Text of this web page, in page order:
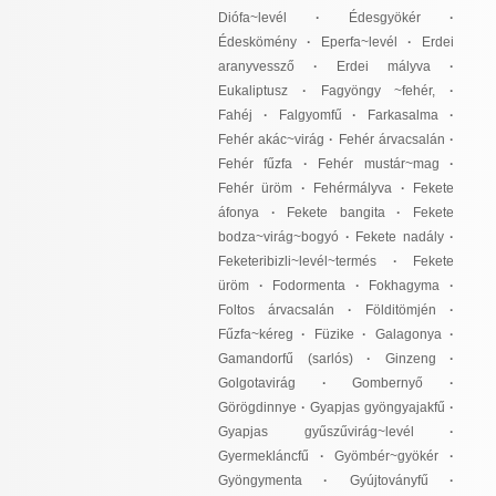
Diófa~levél
· Édesgyökér ·
Édeskömény · Eperfa~levél · Erdei
aranyvessző · Erdei mályva ·
Eukaliptusz · Fagyöngy ~fehér, ·
Fahéj · Falgyomfű · Farkasalma ·
Fehér akác~virág · Fehér árvacsalán ·
Fehér fűzfa · Fehér mustár~mag ·
Fehér üröm · Fehérmályva · Fekete
áfonya · Fekete bangita·
Fekete
bodza~virág~bogyó · Fekete nadály·
Feketeribizli~levél~termés · Fekete
üröm · Fodormenta · Fokhagyma ·
Foltos árvacsalán · Földitömjén ·
Fűzfa~kéreg · Füzike · Galagonya·
Gamandorfű (sarlós)· Ginzeng ·
Golgotavirág · Gombernyő ·
Görögdinnye · Gyapjas gyöngyajakfű ·
Gyapjas gyűszűvirág~levél
·
Gyermekláncfű · Gyömbér~gyökér ·
Gyöngymenta · Gyújtoványfű ·